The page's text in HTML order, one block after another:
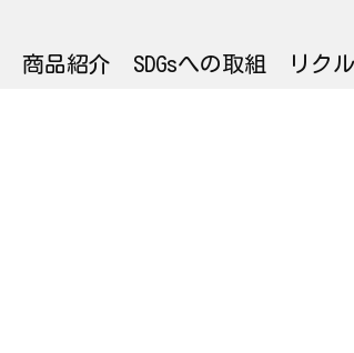
商品紹介 SDGsへの取組 リク